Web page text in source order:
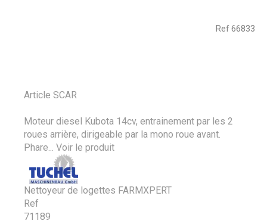
Ref66833
Article SCAR
Moteur diesel Kubota 14cv, entrainement par les 2
roues arrière, dirigeable par la mono roue avant.
Phare...
Voir le produit
Nettoyeur de logettes FARMXPERT
Ref
71189